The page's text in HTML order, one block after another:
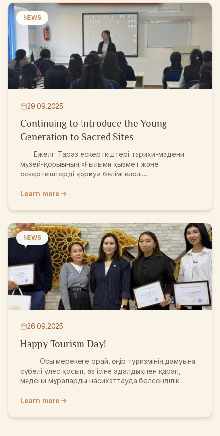
алғашқы қырларын үйренуіне; туған өлкенің тарихы
мен мәдениетіне қызығушылығын арттыруға; тарихи
ескерткіштерді қорғауға деген жауапкершілігін
оятуға бағытталды...
NEWS
29.09.2025
Continuing to Introduce the Young
Generation to Sacred Sites
Ежелгі Тараз ескерткіштері тарихи-мәдени
музей-қорығының «Ғылыми қызмет және
ескерткіштерді қорғау» бөлімі киелі
жалғастыруда. Бөлімнің кіші ғылыми қызметкері
университетінің 6В02311 – Филология: Қазақ
филологиясы мамандығының студенттеріне арнайы
дәріс өткізді. Дәріс барысында студенттер:
Ортағасырлық сәулет өнерінің үлгісі – Қарақожа
мешітінің тарихымен, Оның салыну ерекше...
Learn more
NEWS
26.09.2025
Happy Tourism Day!
Осы мерекеге орай, өңір туризмінің дамуына
сүбелі үлес қосып, өз ісіне адалдықпен қарап,
мәдени мұраларды насихаттауда белсенділік
мемлекеттік тарихи-мәдени музей-қорығының
облысы әкімдігінің кәсіпкерлік және индустриялық-
Learn more